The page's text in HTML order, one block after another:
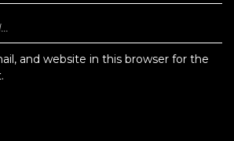
and website in this browser for the